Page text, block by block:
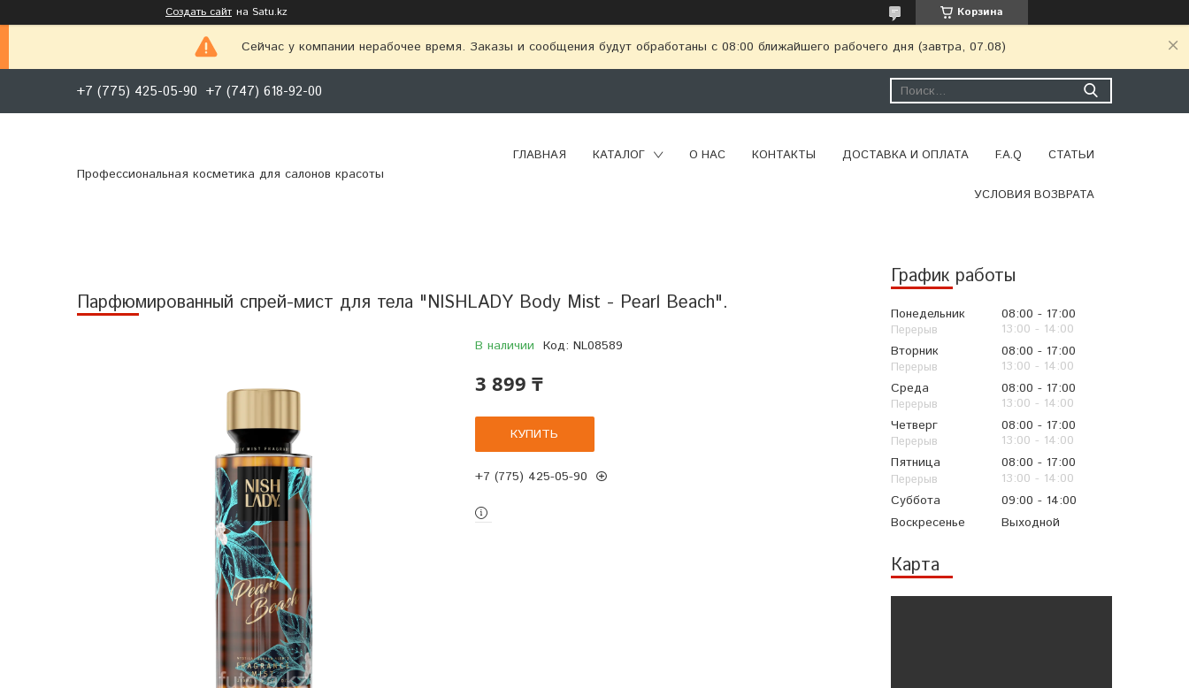
Создать сайт на Satu.kz Корзина
Сейчас у компании нерабочее время. Заказы и сообщения будут обработаны с 08:00 ближайшего рабочего дня (завтра, 07.08)
+7 (775) 425-05-90 +7 (747) 618-92-00
Профессиональная косметика для салонов красоты
ГЛАВНАЯ КАТАЛОГ О НАС КОНТАКТЫ ДОСТАВКА И ОПЛАТА F.A.Q СТАТЬИ
УСЛОВИЯ ВОЗВРАТА
График работы
Понедельник 08:00
17:00
13:00
14:00
Вторник
08:00
17:00
13:00
14:00
Среда
08:00
17:00
13:00
14:00
Четверг
08:00
17:00
13:00
14:00
Пятница
08:00
17:00
13:00
14:00
Суббота
09:00
14:00
Воскресенье
Выходной
Карта
Парфюмированный спрей-мист для тела "NISHLADY Body Mist - Pearl Beach".
В наличии Код: NL08589
3 899 ₸
КУПИТЬ
+7 (775) 425-05-90